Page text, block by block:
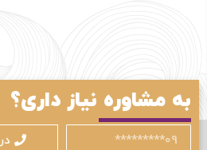
به مشاوره نیاز داری؟